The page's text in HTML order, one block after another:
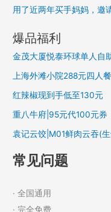
用了近两年买手妈妈，邀
爆品福利
金茂大厦悦泰环球单人自
上海外滩小院288元四人餐
红辣椒现到手低至130元
重八牛府|95元代100元券
袁记云饺|M01鲜肉云吞(
常见问题
· 全国通用
· 完全免费